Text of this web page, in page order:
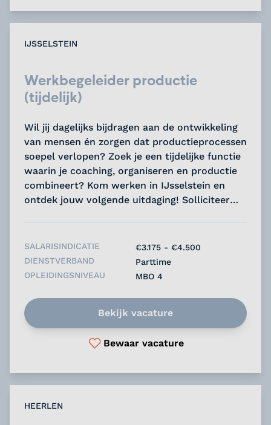
IJSSELSTEIN
Werkbegeleider productie
(tijdelijk)
Wil jij dagelijks bijdragen aan de ontwikkeling
van mensen én zorgen dat productieprocessen
soepel verlopen? Zoek je een tijdelijke functie
waarin je coaching, organiseren en productie
combineert? Kom werken in IJsselstein en
ontdek jouw volgende uitdaging! Solliciteer
SALARISINDICATIE
€3.175 - €4.500
DIENSTVERBAND
Parttime
OPLEIDINGSNIVEAU
MBO 4
Bekijk vacature
Bewaar vacature
HEERLEN